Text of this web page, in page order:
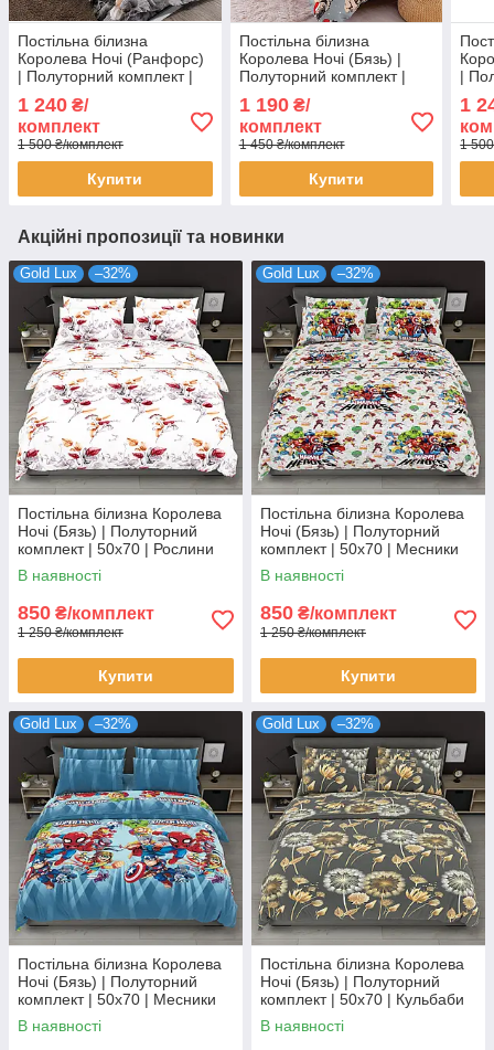
Постільна білизна
Королева Ночі (Ранфорс)
| Полуторний комплект |
1 240 ₴/
комплект
1 500 ₴/комплект
Купити
Постільна білизна
Королева Ночі (Бязь) |
Полуторний комплект |
на сірому
1 190₴/
комплект
1 450 ₴/комплект
Купити
|
1
1
Акційні пропозиції та новинки
Gold Lux –32%
Постільна білизна Королева
Ночі (Бязь) | Полуторний
комплект | 50х70 | Рослини
на світлому
В наявності
850 ₴/комплект
1 250 ₴/комплект
Купити
Gold Lux –32%
Постільна білизна Королева
Ночі (Бязь) | Полуторний
комплект | 50х70 | Месники
на сірому
В наявності
850 ₴/комплект
1 250 ₴/комплект
Купити
Gold Lux –32%
Постільна білизна Королева
Ночі (Бязь) | Полуторний
комплект | 50х70 | Месники
на блакитному
В наявності
Gold Lux –32%
Постільна білизна Королева
Ночі (Бязь) | Полуторний
комплект | 50х70 | Кульбаби
на сірому
В наявності